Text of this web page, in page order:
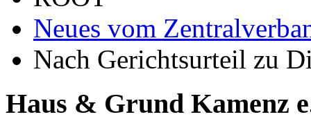
Neues vom
Nach Gerichtsurteil zu
Haus & Grund Kamenz